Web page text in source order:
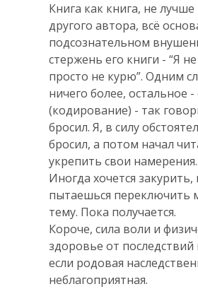
Книга как книга, не
другого автора, всё
подсознательном
стержень его книги - “Я
просто не курю”. Одним
ничего более, остальное
(кодирование) - так
бросил. Я, в силу
бросил, а потом начал
укрепить свои намерения.
Иногда хочется
пытаешься переключить
тему. Пока получается.
Короче, сила воли и
здоровье от последствий
если родовая
неблагоприятная.